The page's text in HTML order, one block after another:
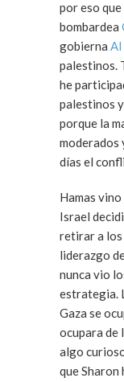
por eso
bombardea
gobierna Al
palestinos.
he
palestinos
porque la
moderados
días el
Hamas
Israel
retirar a los
liderazgo
nunca vio
estrategia.
Gaza se
ocupara de
algo
que Sharon